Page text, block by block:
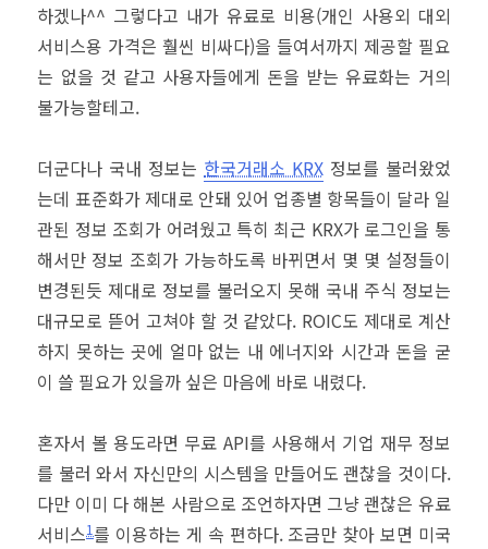
하겠나^^ 그렇다고 내가 유료로 비용(개인 사용외 대외
서비스용 가격은 훨씬 비싸다)을 들여서까지 제공할 필요
는 없을 것 같고 사용자들에게 돈을 받는 유료화는 거의
불가능할테고.
더군다나 국내 정보는 한국거래소 KRX정보를 불러왔었
는데 표준화가 제대로 안돼 있어 업종별 항목들이 달라 일
관된 정보 조회가 어려웠고 특히 최근 KRX가 로그인을 통
해서만 정보 조회가 가능하도록 바뀌면서 몇 몇 설정들이
변경된듯 제대로 정보를 불러오지 못해 국내 주식 정보는
대규모로 뜯어 고쳐야 할 것 같았다. ROIC도 제대로 계산
하지 못하는 곳에 얼마 없는 내 에너지와 시간과 돈을 굳
이 쓸 필요가 있을까 싶은 마음에 바로 내렸다.
혼자서 볼 용도라면 무료 API를 사용해서 기업 재무 정보
를 불러 와서 자신만의 시스템을 만들어도 괜찮을 것이다.
다만 이미 다 해본 사람으로 조언하자면 그냥 괜찮은 유료
서비스1 를 이용하는 게 속 편하다. 조금만 찾아 보면 미국